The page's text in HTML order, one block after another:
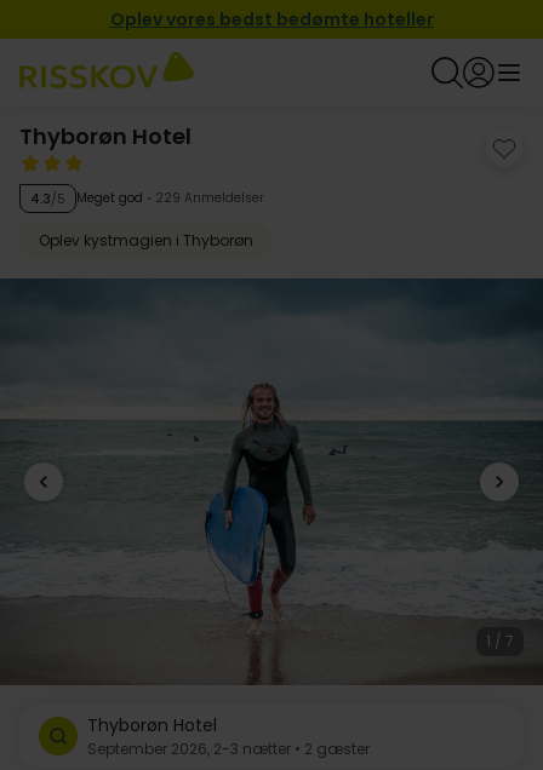
Oplev vores bedst bedømte hoteller
Thyborøn Hotel
4.3/5 Meget god 229 Anmeldelser
Oplev kystmagien i Thyborøn
1 / 7
Thyborøn Hotel
September 2026, 2-3 nætter • 2 gæster